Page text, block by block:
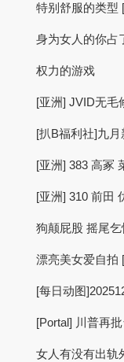
特别舒服的类型
身为女人的你占
权力的游戏
[亚洲] JVID无毛
[扒B福利社]九
[亚洲] 383 高冢
[亚洲] 310 前田
狗颠屁股 摇尾乞
漂亮美女爱自拍
[每日动图
[Portal] 川普再
女人有没有出轨